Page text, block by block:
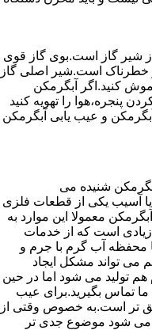
شیر گاز است.بوی گاز قوی
خطرناک است.شیر اصلی گاز
کنید.اگر آبگرمکن
پنجره،هوا را تهویه کنید
و عیب یابی آبگرمکن
شنیده می
آسیب یکی از قطعات فلزی
معمولا این موارد به
است که از خدمات
محفظه آب گرم با جرم و
تواند مشکل ایجاد
تولید می شود اما در حین
تماس بگیرید.برای عیب
تر است.به خصوص وقتی از
می شود موضوع جدی تر